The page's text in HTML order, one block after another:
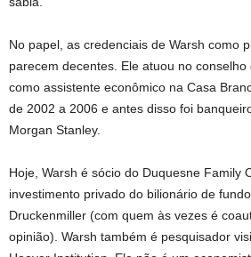
No papel, as credenciais de Warsh como
parecem decentes. Ele atuou no conselho
como assistente econômico na Casa
de 2002 a 2006 e antes disso foi
Morgan Stanley.
Hoje, Warsh é sócio do Duquesne Family
investimento privado do bilionário de
Druckenmiller (com quem às vezes é
opinião). Warsh também é pesquisador